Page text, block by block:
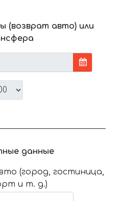
(возврат авто) или
данные
(город, гостиница,
и т. д.)